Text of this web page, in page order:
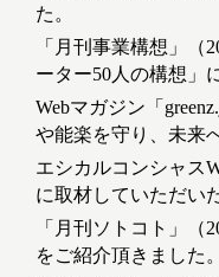
た。
「月刊事業構想」（
ーター50人の構想」
Webマガジン「
や能楽を守り、未来
エシカルコンシャス
に取材していただい
「月刊ソトコト」（
をご紹介頂きました。